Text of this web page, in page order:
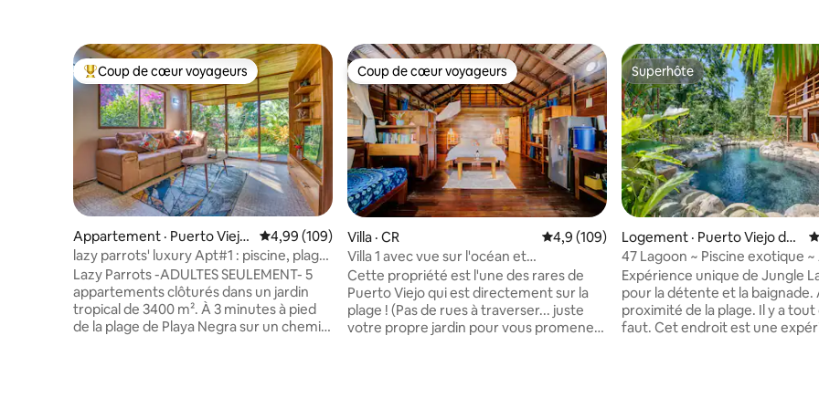
Coup de cœur voyageurs parmi les plus aimés
Coup de cœur voyageurs
Appartement · Puerto Viejo
de Talamanca
Note moyenne de 4,99 sur 5, 109 commentaires
4,99 (109)
lazy parrots' luxury Apt#1 : piscine, plage
et nature
Lazy Parrots -ADULTES SEULEMENT- 5
appartements clôturés dans un jardin
tropical de 3400 m². À 3 minutes à pied
de la plage de Playa Negra sur un chemin
Coup de cœur voyageurs
Coup de cœur voyageurs
Villa · CR Note moyenne de 4,9 sur 5, 109
4,9 (109)
Villa 1 avec vue sur l'océan et
climatisation
Cette propriété est l'une des rares de
Puerto Viejo qui est directement sur la
plage ! (Pas de rues à traverser... juste
votre propre jardin pour vous promener
Superhôte
Superhôte
Logement · Puerto Viejo de
Talamanca
47 Lagoon ~ Piscine exotique ~
Internet à fibre optique
Expérience unique de Jungle
pour la détente et la baignade.
proximité de la plage. Il y a tout
faut. Cet endroit est une